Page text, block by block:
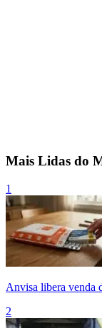
Mais Lidas do
1
Anvisa libera venda
2